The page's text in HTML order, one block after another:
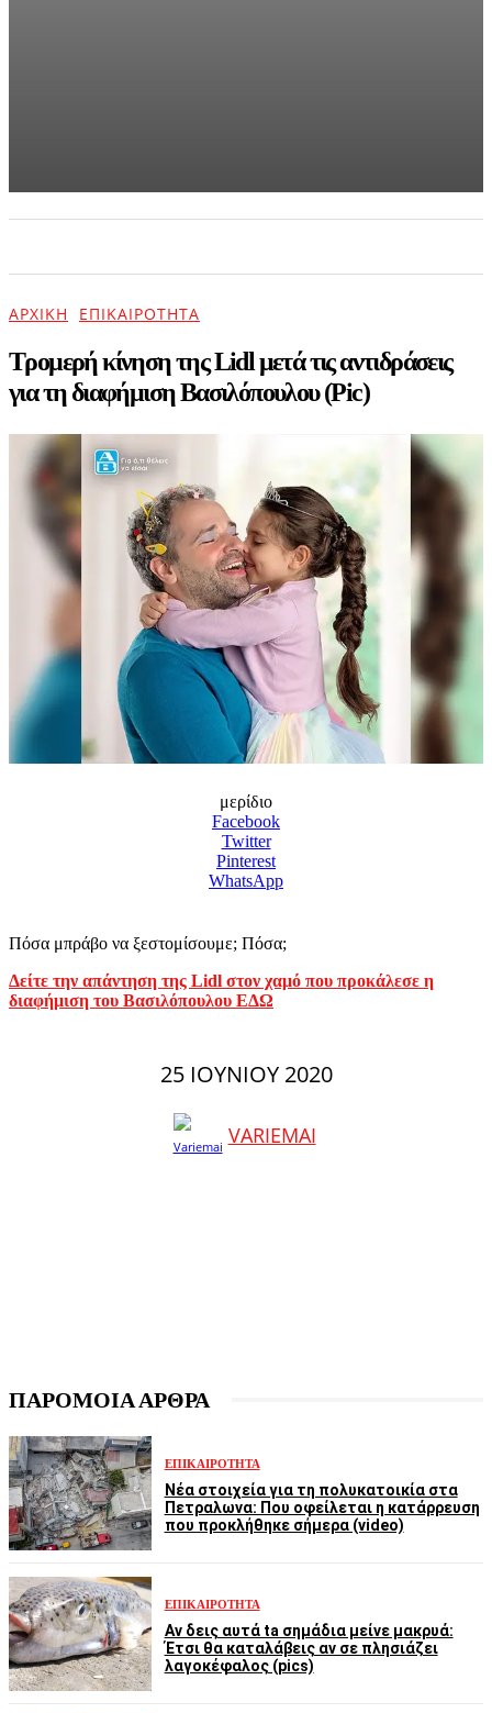
ΑΡΧΙΚΉ ΕΠΙΚΑΙΡΌΤΗΤΑ
Τρομερή κίνηση της Lidl μετά τις αντιδράσεις
για τη διαφήμιση Βασιλόπουλου (Pic)
μερίδιο
Facebook
Twitter
Pinterest
WhatsApp
Πόσα μπράβο να ξεστομίσουμε; Πόσα;
Δείτε την απάντηση της Lidl στον χαμό που προκάλεσε η
διαφήμιση του Βασιλόπουλου ΕΔΩ
25 ΙΟΥΝΊΟΥ 2020
VARIEMAI
ΠΑΡΟΜΟΙΑ ΑΡΘΡΑ
ΕΠΙΚΑΙΡΌΤΗΤΑ
Νέα στοιχεία για τη πολυκατοικία στα
Πετραλωνα: Που οφείλεται η κατάρρευση
που προκλήθηκε σήμερα (video)
ΕΠΙΚΑΙΡΌΤΗΤΑ
Αν δεις αυτά ta σημάδια μείνε μακρυά:
Έτσι θα καταλάβεις αν σε πλησιάζει
λαγοκέφαλος (pics)